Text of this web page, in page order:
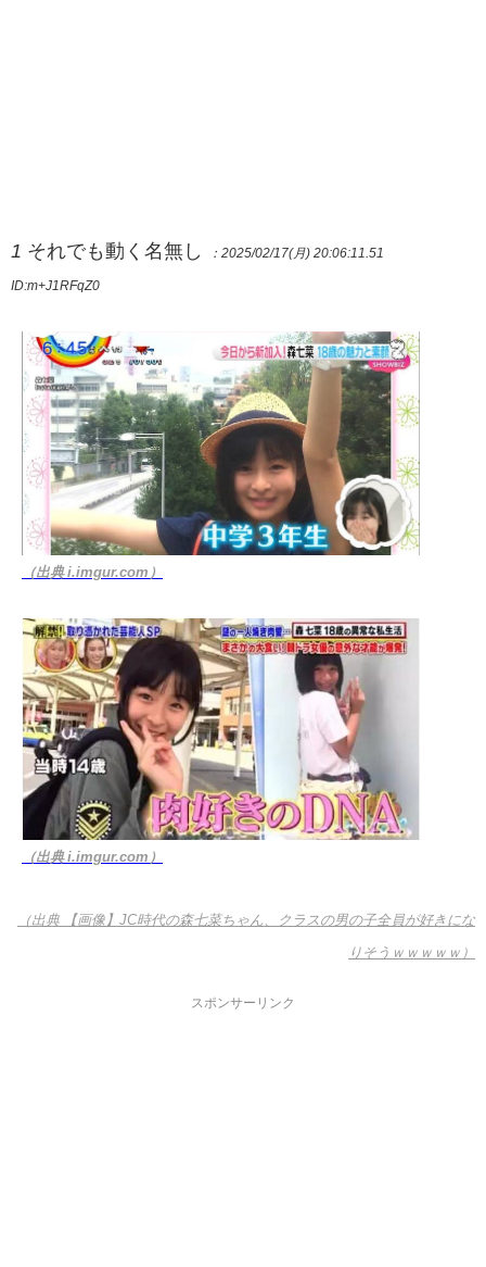
1 それでも動く名無し ：2025/02/17(月) 20:06:11.51
ID:m+J1RFqZ0
（出典 i.imgur.com）
（出典 i.imgur.com）
（出典 【画像】JC時代の森七菜ちゃん、クラスの男の子全員が好きにな
りそうｗｗｗｗｗ）
スポンサーリンク